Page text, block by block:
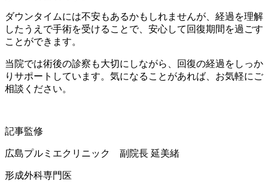
ダウンタイムには不安もあるかもしれませんが、経過を理解
したうえで手術を受けることで、安心して回復期間を過ごす
ことができます。
当院では術後の診察も大切にしながら、回復の経過をしっか
りサポートしています。気になることがあれば、お気軽にご
相談ください。
記事監修
広島プルミエクリニック 副院長 延美緒
形成外科専門医